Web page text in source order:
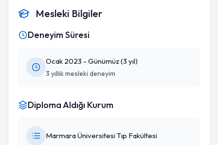
Mesleki Bilgiler
Deneyim Süresi
Ocak 2023 - Günümüz (3 yıl)
3 yıllık mesleki deneyim
Diploma Aldığı Kurum
Marmara Üniversitesi Tıp Fakültesi